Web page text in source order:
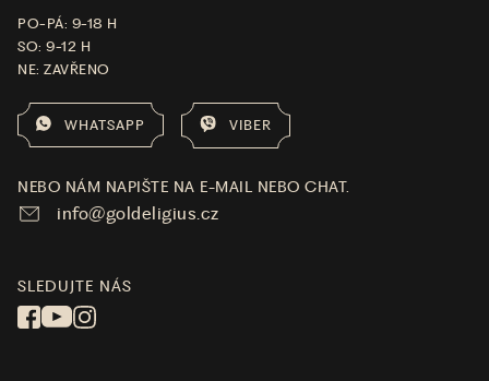
PO-PÁ: 9-18 H
SO: 9-12 H
NE: ZAVŘENO
WHATSAPP VIBER
NEBO NÁM NAPIŠTE NA E-MAIL NEBO CHAT.
info@goldeligius.cz
SLEDUJTE NÁS